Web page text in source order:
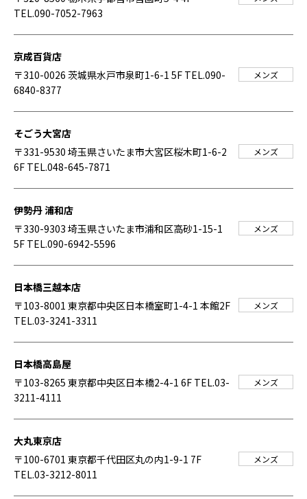
TEL.090-7052-7963
京成百貨店
〒310-0026 茨城県水戸市泉町1-6-1 5F TEL.090-
6840-8377
メンズ
そごう大宮店
〒331-9530 埼玉県さいたま市大宮区桜木町1-6-2
6F TEL.048-645-7871
メンズ
伊勢丹 浦和店
〒330-9303 埼玉県さいたま市浦和区高砂1-15-1
5F TEL.090-6942-5596
メンズ
日本橋三越本店
〒103-8001 東京都中央区日本橋室町1-4-1 本館2F
TEL.03-3241-3311
メンズ
日本橋高島屋
〒103-8265 東京都中央区日本橋2-4-1 6F TEL.03-
3211-4111
メンズ
大丸東京店
〒100-6701 東京都千代田区丸の内1-9-1 7F
TEL.03-3212-8011
メンズ